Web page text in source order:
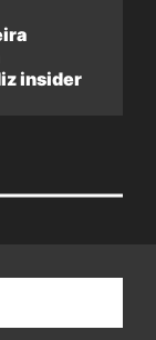
insider